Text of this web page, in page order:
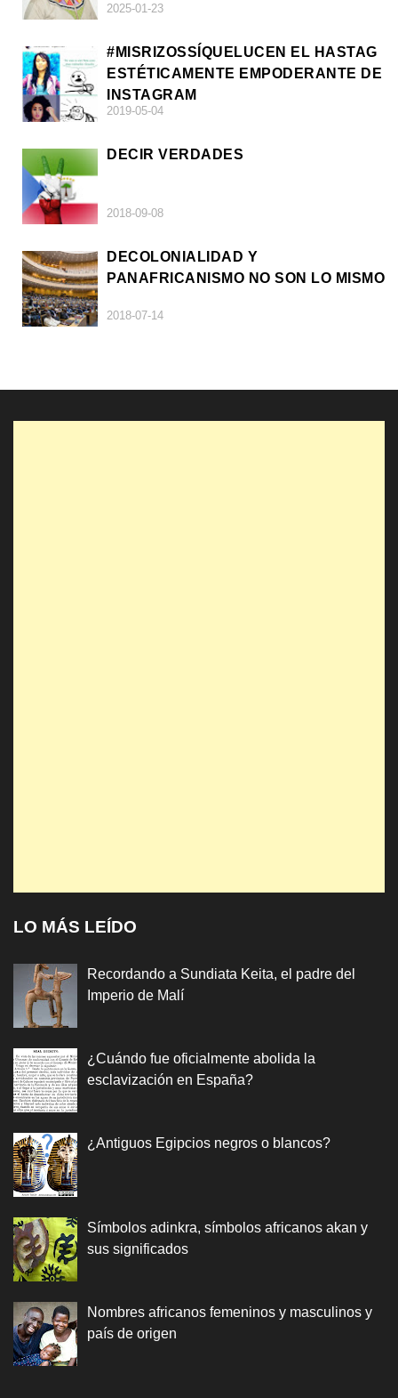
2025-01-23
#MISRIZOSSÍQUELUCEN EL HASTAG
ESTÉTICAMENTE EMPODERANTE DE
INSTAGRAM
2019-05-04
DECIR VERDADES
2018-09-08
DECOLONIALIDAD Y
PANAFRICANISMO NO SON LO MISMO
2018-07-14
LO MÁS LEÍDO
Recordando a Sundiata Keita, el padre del
Imperio de Malí
¿Cuándo fue oficialmente abolida la
esclavización en España?
¿Antiguos Egipcios negros o blancos?
Símbolos adinkra, símbolos africanos akan y
sus significados
Nombres africanos femeninos y masculinos y
país de origen